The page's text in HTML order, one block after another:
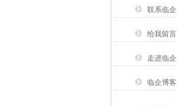
联系临企
给我留言
走进临企
临企博客